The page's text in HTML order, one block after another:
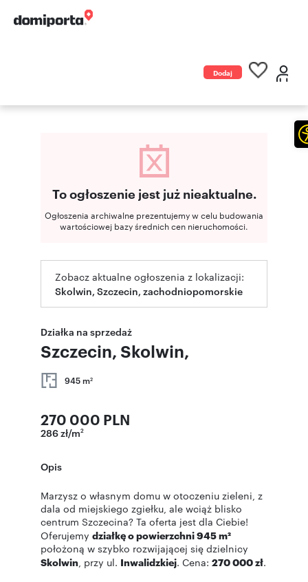
Dodaj
To ogłoszenie jest już nieaktualne.
Ogłoszenia archiwalne prezentujemy w celu budowania
wartościowej bazy średnich cen nieruchomości.
Zobacz aktualne ogłoszenia z lokalizacji:
Skolwin, Szczecin, zachodniopomorskie
Działka na sprzedaż
Szczecin, Skolwin,
945 m2
270 000 PLN
286 zł/m2
Opis
Marzysz o własnym domu w otoczeniu zieleni, z
dala od miejskiego zgiełku, ale wciąż blisko
centrum Szczecina? Ta oferta jest dla Ciebie!
Oferujemy działkę o powierzchni 945 m²
położoną w szybko rozwijającej się dzielnicy
Skolwin, przy ul. Inwalidzkiej. Cena: 270 000 zł.